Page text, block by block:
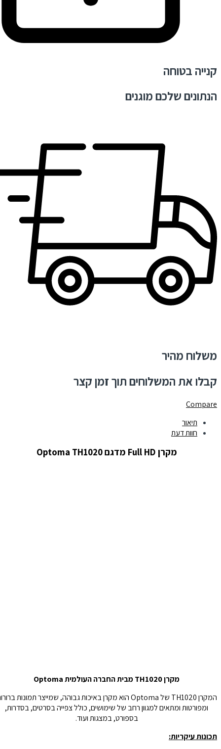
קנייה בטוחה
הנתונים שלכם מוגנים
משלוח מהיר
קבלו את המשלוחים תוך זמן קצר
Compare
תיאור
חוות דעת
מקרן Full HD מדגם Optoma TH1020
מקרן TH1020 מבית החברה העולמית Optoma
המקרן TH1020 של Optoma הוא מקרן באיכות גבוהה, שמייצר תמונות ברורות
ומפורטות ומתאים למגוון רחב של שימושים, כולל צפייה בסרטים, בסדרות,
בספורט, במצגות ועוד.
תכונות עיקריות: